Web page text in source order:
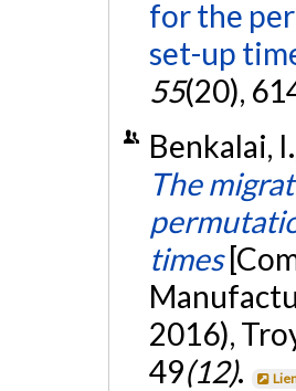
for the
set-up
55(20),
Benkalai,
The
times
2016),
49(12).